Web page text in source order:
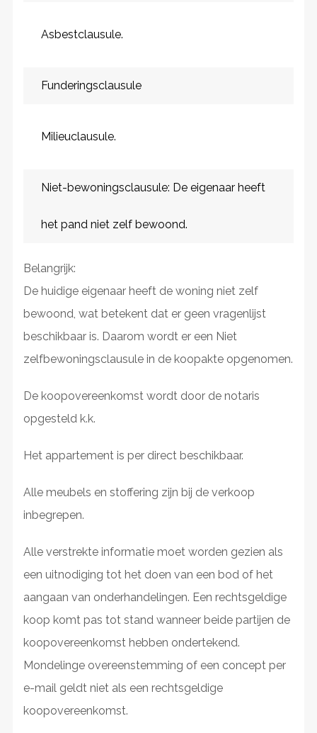
Asbestclausule.
Funderingsclausule
Milieuclausule.
Niet-bewoningsclausule: De eigenaar heeft
het pand niet zelf bewoond.
Belangrijk:
De huidige eigenaar heeft de woning niet zelf
bewoond, wat betekent dat er geen vragenlijst
beschikbaar is. Daarom wordt er een Niet
zelfbewoningsclausule in de koopakte opgenomen.
De koopovereenkomst wordt door de notaris
opgesteld k.k.
Het appartement is per direct beschikbaar.
Alle meubels en stoffering zijn bij de verkoop
inbegrepen.
Alle verstrekte informatie moet worden gezien als
een uitnodiging tot het doen van een bod of het
aangaan van onderhandelingen. Een rechtsgeldige
koop komt pas tot stand wanneer beide partijen de
koopovereenkomst hebben ondertekend.
Mondelinge overeenstemming of een concept per
e-mail geldt niet als een rechtsgeldige
koopovereenkomst.